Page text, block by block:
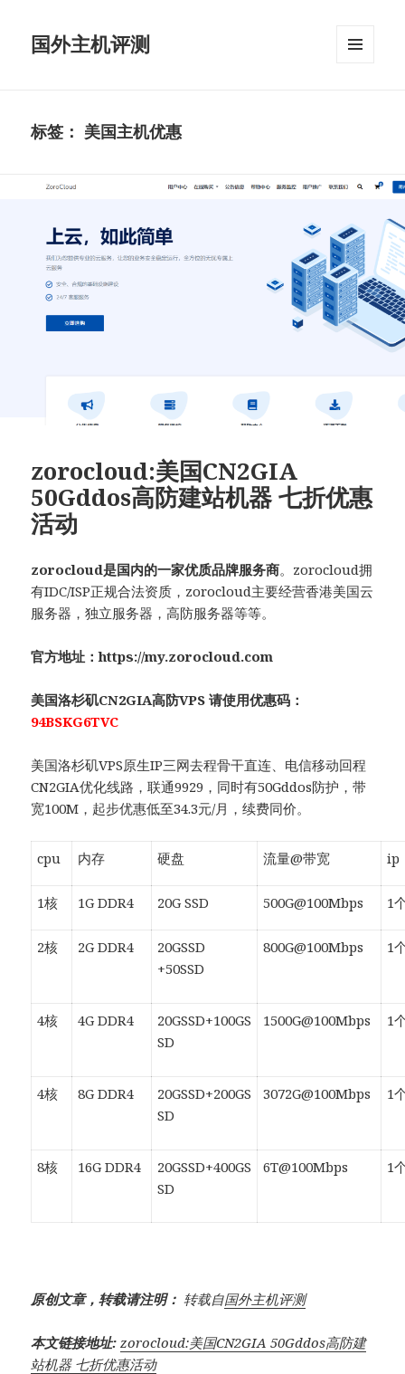
国外主机评测
标签： 美国主机优惠
zorocloud:美国CN2GIA
50Gddos高防建站机器 七折优惠
活动
zorocloud是国内的一家优质品牌服务商。 zorocloud拥
有IDC/ISP正规合法资质， zorocloud主要经营香港美国云
服务器，独立服务器，高防服务器等等。
官方地址：https://my.zorocloud.com
美国洛杉矶CN2GIA高防VPS请使用优惠码：
94BSKG6TVC
美国洛杉矶VPS原生IP三网去程骨干直连、电信移动回程
CN2GIA优化线路，联通9929， 同时有50Gddos防护，带
宽100M ， 起步优惠低至34.3元/月，续费同价。
cpu 内存 硬盘 流量@带宽 ip
1核 1G DDR4 20G SSD 500G@100Mbps 1
2核 2G DDR4
20GSSD
+50SSD
800G@100Mbps 1
4核 4G DDR4
20GSSD+100GS
SD
1500G@100Mbps 1
4核 8G DDR4
20GSSD+200GS
SD
3072G@100Mbps 1
8核 16G DDR4
20GSSD+400GS
SD
6T@100Mbps 1
原创文章，转载请注明： 转载自国外主机评测
本文链接地址: zorocloud:美国CN2GIA 50Gddos高防建
站机器 七折优惠活动